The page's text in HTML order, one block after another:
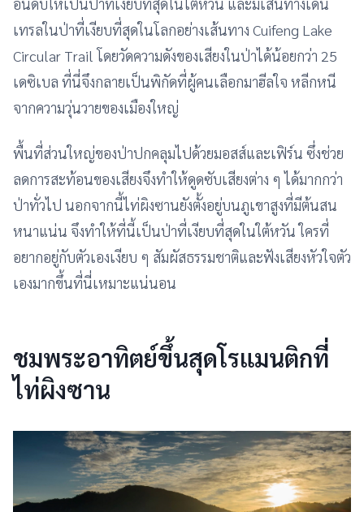
เทรลในป่าที่เงียบที่สุดในโลกอย่างเส้นทาง Cuifeng Lake
Circular Trail โดยวัดความดังของเสียงในป่าได้น้อยกว่า 25
เดซิเบล ที่นี่จึงกลายเป็นพิกัดที่ผู้คนเลือกมาฮีลใจ หลีกหนี
จากความวุ่นวายของเมืองใหญ่
พื้นที่ส่วนใหญ่ของป่าปกคลุมไปด้วยมอสส์และเฟิร์น ซึ่งช่วย
ลดการสะท้อนของเสียงจึงทำให้ดูดซับเสียงต่าง ๆ ได้มากกว่า
ป่าทั่วไป นอกจากนี้ไท่ผิงซานยังตั้งอยู่บนภูเขาสูงที่มีต้นสน
หนาแน่น จึงทำให้ที่นี้เป็นป่าที่เงียบที่สุดในใต้หวัน ใครที่
อยากอยู่กับตัวเองเงียบ ๆ สัมผัสธรรมชาติและฟังเสียงหัวใจตัว
เองมากขึ้นที่นี่เหมาะแน่นอน
ชมพระอาทิตย์ขึ้นสุดโรแมนติกที่
ไท่ผิงซาน